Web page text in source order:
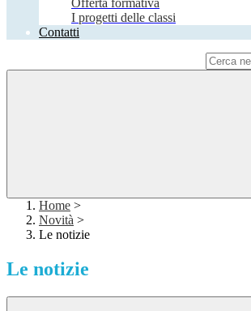
Offerta formativa
I progetti delle classi
Contatti
Home >
Novità >
Le notizie
Le notizie